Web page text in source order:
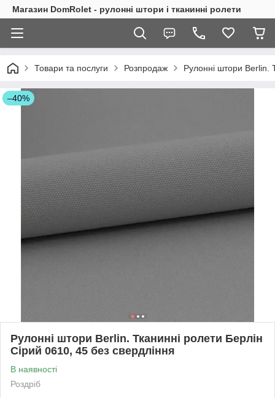
Магазин DomRolet - рулонні штори і тканинні ролети
Товари та послуги Розпродаж Рулонні штори Berlin.
–40%
Рулонні штори Berlin. Тканинні ролети Берлін
Сірий 0610, 45 без свердління
В наявності
Роздріб